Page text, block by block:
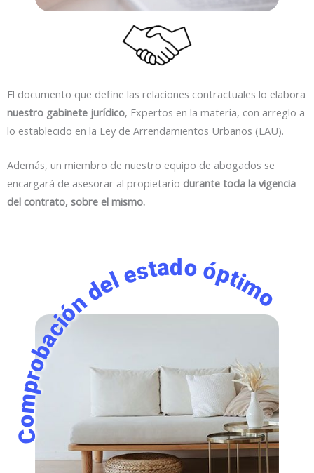
El documento que define las relaciones contractuales lo elabora
nuestro gabinete jurídico, Expertos en la materia, con arreglo a
lo establecido en la Ley de Arrendamientos Urbanos (LAU).
Además, un miembro de nuestro equipo de abogados se
encargará de asesorar al propietario durante toda la vigencia
del contrato, sobre el mismo.
del estado óptimo